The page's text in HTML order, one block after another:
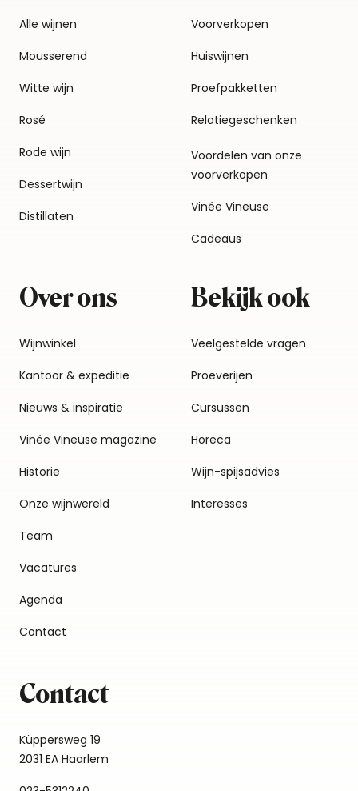
Alle wijnen
Mousserend
Witte wijn
Rosé
Rode wijn
Dessertwijn
Distillaten
Voorverkopen
Huiswijnen
Proefpakketten
Relatiegeschenken
Voordelen van onze
voorverkopen
Vinée Vineuse
Cadeaus
Over ons
Wijnwinkel
Kantoor & expeditie
Nieuws & inspiratie
Vinée Vineuse magazine
Historie
Onze wijnwereld
Team
Vacatures
Agenda
Contact
Bekijk ook
Veelgestelde vragen
Proeverijen
Cursussen
Horeca
Wijn-spijsadvies
Interesses
Contact
Küppersweg 19
2031 EA Haarlem